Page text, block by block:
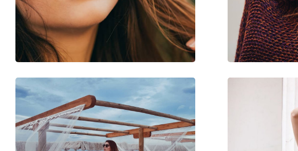
Cod:
RB4376 601/8G 57
Disponibil si cu dioptrii:
Nu